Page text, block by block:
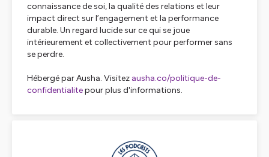
connaissance de soi, la qualité des relations et leur
impact direct sur l’engagement et la performance
durable. Un regard lucide sur ce qui se joue
intérieurement et collectivement pour performer sans
se perdre.
Hébergé par Ausha. Visitez ausha.co/politique-de-
confidentialitepour plus d'informations.